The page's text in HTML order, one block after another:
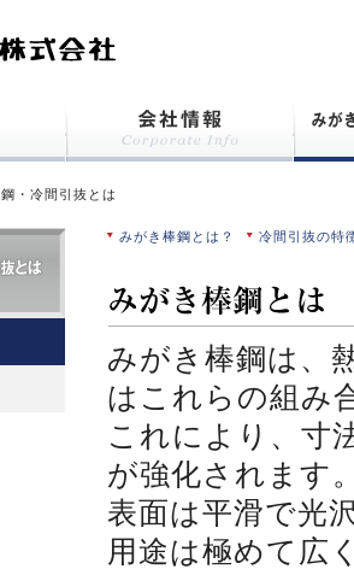
・冷間引抜とは
みがき棒鋼とは？ 冷間引抜の特
みがき棒鋼は、
はこれらの組み
これにより、寸
が強化されます
表面は平滑で光
用途は極めて広